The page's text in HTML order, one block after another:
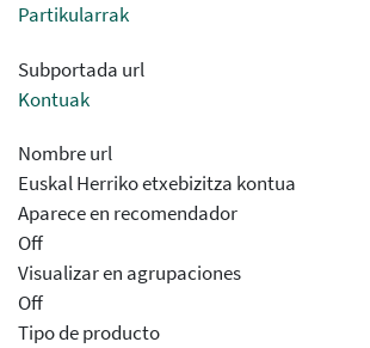
Partikularrak
Subportada url
Kontuak
Nombre url
Euskal Herriko etxebizitza kontua
Aparece en recomendador
Off
Visualizar en agrupaciones
Off
Tipo de producto